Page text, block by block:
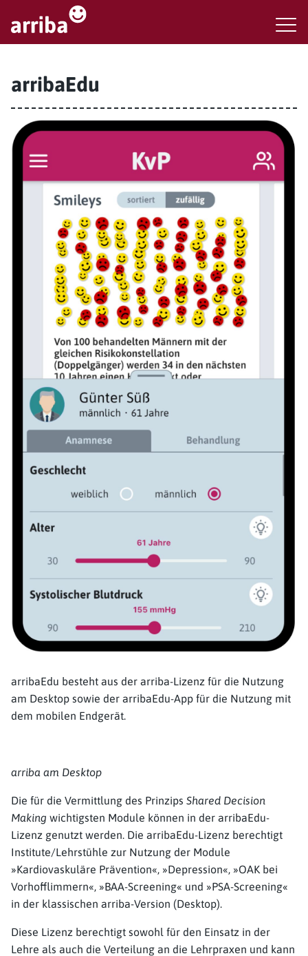
arribaEdu
arribaEdu besteht aus der arriba-Lizenz für die Nutzung
am Desktop sowie der arribaEdu-App für die Nutzung mit
dem mobilen Endgerät.
arriba am Desktop
Die für die Vermittlung des Prinzips Shared Decision
Making wichtigsten Module können in der arribaEdu-
Lizenz genutzt werden. Die arribaEdu-Lizenz berechtigt
Institute/Lehrstühle zur Nutzung der Module
»Kardiovaskuläre Prävention«, »Depression«, »OAK bei
Vorhofflimmern«, »BAA-Screening« und »PSA-Screening«
in der klassischen arriba-Version (Desktop).
Diese Lizenz berechtigt sowohl für den Einsatz in der
Lehre als auch die Verteilung an die Lehrpraxen und kann